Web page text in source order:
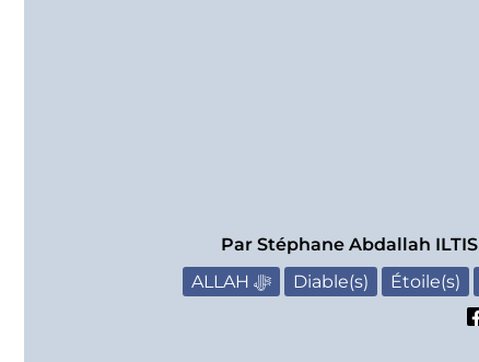
Par Stéphane Abdallah ILTIS
ALLAH ﷻ
Diable(s) Étoile(s)